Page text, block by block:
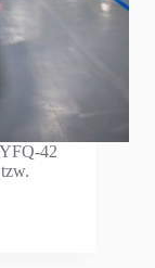
42